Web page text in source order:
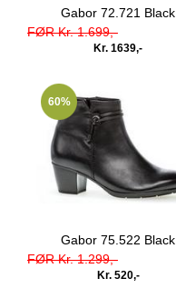
Gabor 72.721 Black
FØR Kr. 1.699,-
Kr. 1639,-
60%
Gabor 75.522 Black
FØR Kr. 1.299,-
Kr. 520,-